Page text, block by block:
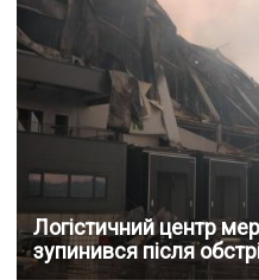
Логістичний центр
зупинився після